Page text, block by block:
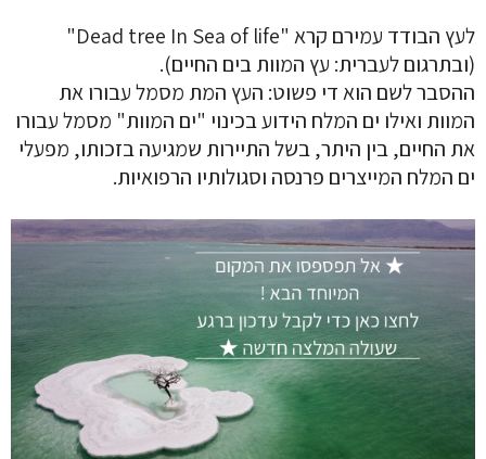
לעץ הבודד עמירם קרא "Dead tree In Sea of life"
(ובתרגום לעברית: עץ המוות בים החיים).
ההסבר לשם הוא די פשוט: העץ המת מסמל עבורו את
המוות ואילו ים המלח הידוע בכינוי "ים המוות" מסמל עבורו
את החיים, בין היתר, בשל התיירות שמגיעה בזכותו, מפעלי
ים המלח המייצרים פרנסה וסגולותיו הרפואיות.